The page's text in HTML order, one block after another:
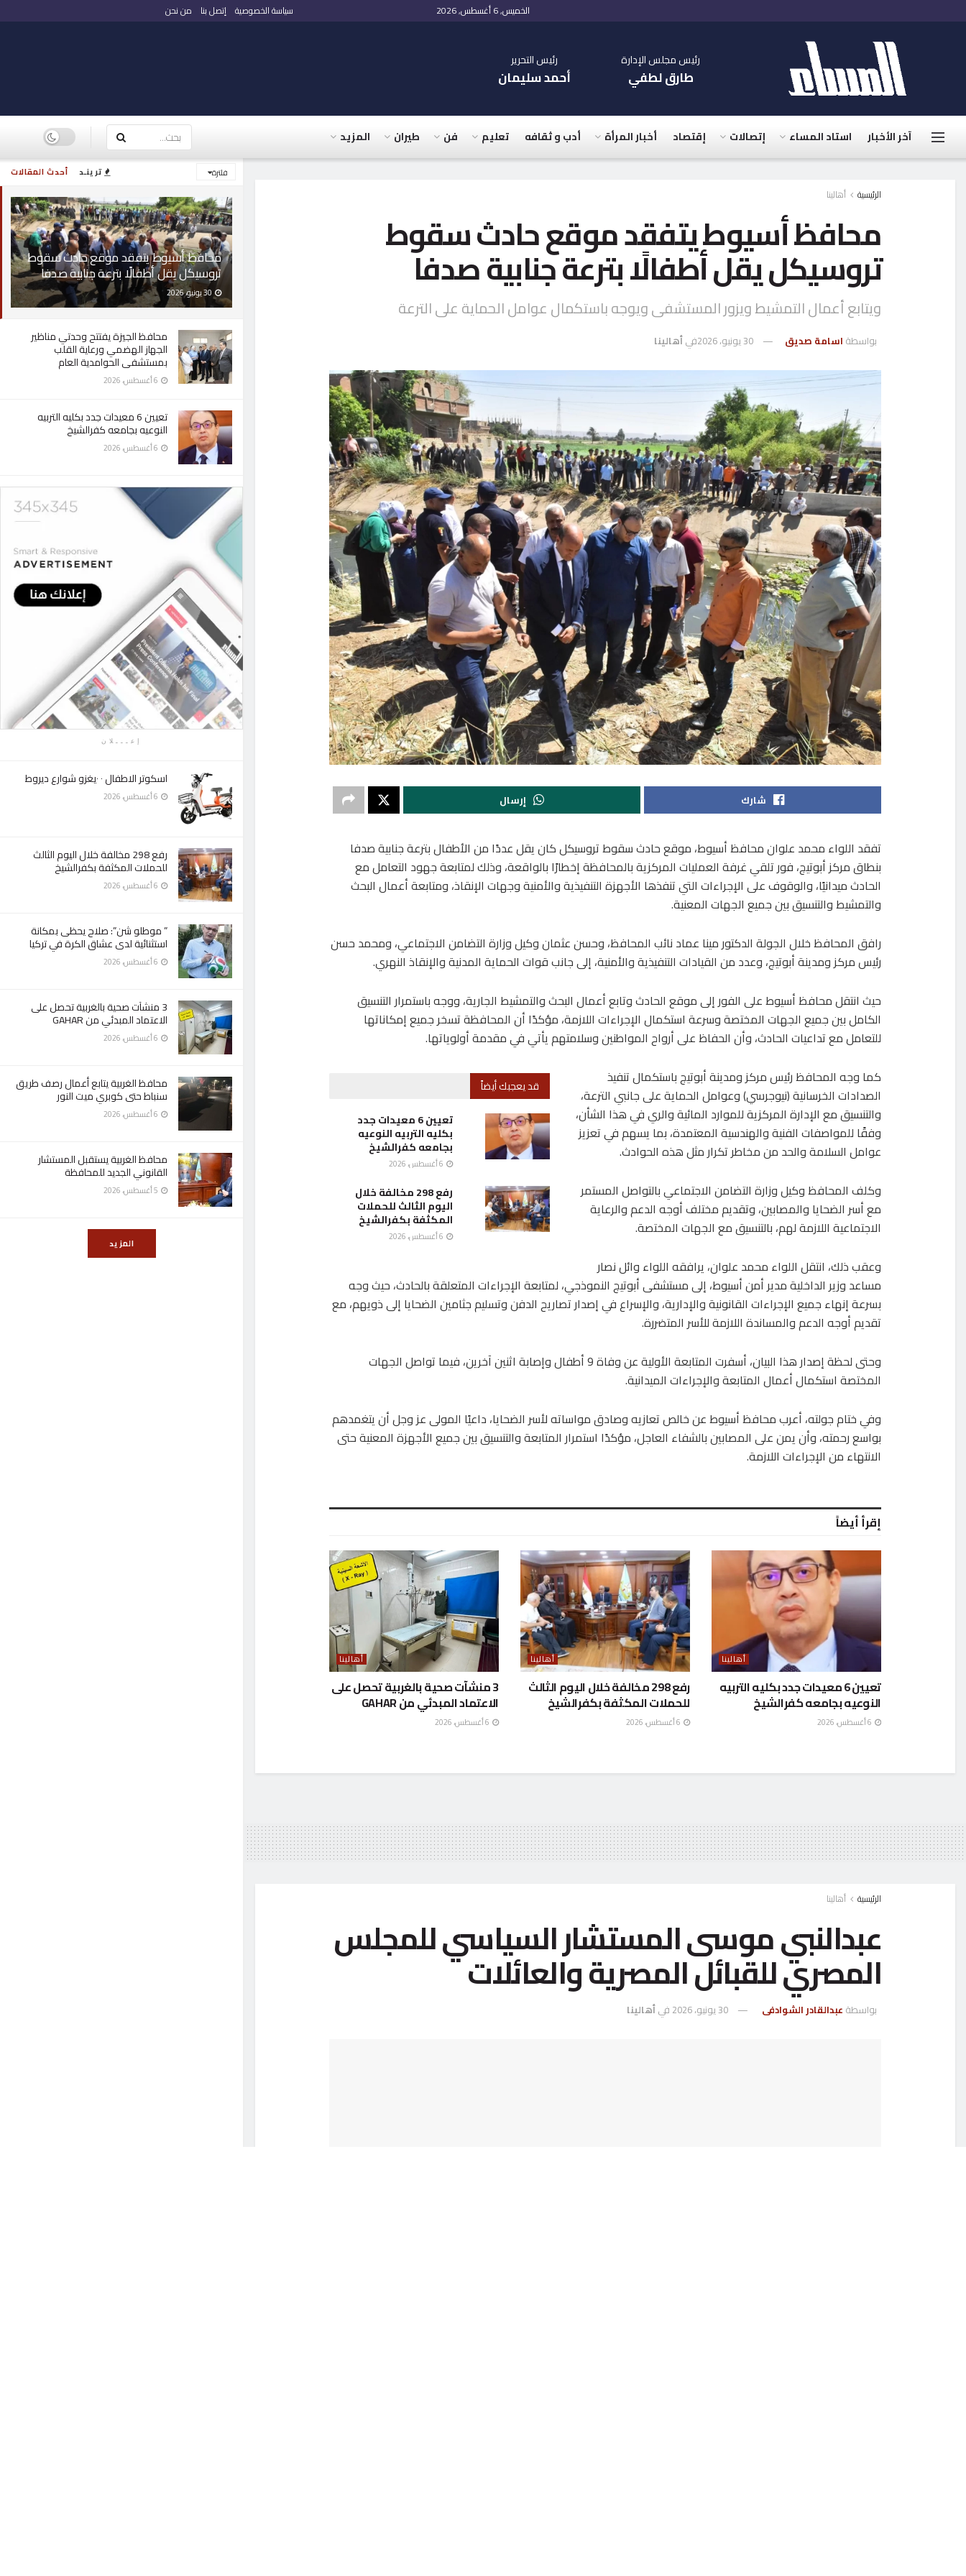
أحدث المقالات ترينـد فلترة
محافظ أسيوط يتفقد موقع حادث سقوط
تروسيكل يقل أطفالًا بترعة جنابية صدفا
محافظ الجيزة يفتتح وحدتي مناظير
الجهاز الهضمي ورعاية القلب
بمستشفى الحوامدية العام
تعيين 6 معيدات جدد بكليه التربيه
النوعيه بجامعه كفرالشيخ
إعـــلان
اسكوتر الاطفال ٠ ٠يغزو شوارع ديروط
رفع 298 مخالفة خلال اليوم الثالث
للحملات المكثفة بكفرالشيخ
” موطلو شن”: صلاح يحظى بمكانة
استثنائية لدى عشاق الكرة في تركيا
3 منشآت صحية بالغربية تحصل على
الاعتماد المبدئي من GAHAR
محافظ الغربية يتابع أعمال رصف طريق
سنباط حتى كوبري ميت النور
محافظ الغربية يستقبل المستشار
القانوني الجديد للمحافظة
المزيد
الخميس, 6 أغسطس, 2026 سياسة الخصوصية إتصل بنا من نحن
رئيس مجلس الإدارة
طارق لطفي
رئيس التحرير
أحمد سليمان
آخر الأخبار استاد المساء إتصالات إقتصاد أخبار المرأة أدب و ثقافه تعليم فن طيران المزيد
الرئيسية أهالينا
محافظ أسيوط يتفقد موقع حادث سقوط
تروسيكل يقل أطفالًا بترعة جنابية صدفا
ويتابع أعمال التمشيط ويزور المستشفى ويوجه باستكمال عوامل الحماية على الترعة
بواسطة اسامة صديق 30 يونيو، 2026 فيأهالينا
شارك إرسال
تفقد اللواء محمد علوان محافظ أسيوط، موقع حادث سقوط تروسيكل كان يقل عددًا من الأطفال بترعة جنابية صدفا
بنطاق مركز أبوتيج، فور تلقي غرفة العمليات المركزية بالمحافظة إخطارًا بالواقعة، وذلك لمتابعة جهود التعامل مع
الحادث ميدانيًا، والوقوف على الإجراءات التي تنفذها الأجهزة التنفيذية والأمنية وجهات الإنقاذ، ومتابعة أعمال البحث
والتمشيط والتنسيق بين جميع الجهات المعنية.
رافق المحافظ خلال الجولة الدكتور مينا عماد نائب المحافظ، وحسن عثمان وكيل وزارة التضامن الاجتماعي، ومحمد حسن
رئيس مركز ومدينة أبوتيج، وعدد من القيادات التنفيذية والأمنية، إلى جانب قوات الحماية المدنية والإنقاذ النهري.
حيث انتقل محافظ أسيوط على الفور إلى موقع الحادث وتابع أعمال البحث والتمشيط الجارية، ووجه باستمرار التنسيق
الكامل بين جميع الجهات المختصة وسرعة استكمال الإجراءات اللازمة، مؤكدًا أن المحافظة تسخر جميع إمكاناتها
للتعامل مع تداعيات الحادث، وأن الحفاظ على أرواح المواطنين وسلامتهم يأتي في مقدمة أولوياتها.
قد يعجبك أيضاً
تعيين 6 معيدات جدد
بكليه التربيه النوعيه
بجامعه كفرالشيخ
رفع 298 مخالفة خلال
اليوم الثالث للحملات
المكثفة بكفرالشيخ
كما وجه المحافظ رئيس مركز ومدينة أبوتيج باستكمال تنفيذ
الصدادات الخرسانية (نيوجرسي) وعوامل الحماية على جانبي الترعة،
والتنسيق مع الإدارة المركزية للموارد المائية والري في هذا الشأن،
وفقًا للمواصفات الفنية والهندسية المعتمدة، بما يسهم في تعزيز
عوامل السلامة والحد من مخاطر تكرار مثل هذه الحوادث.
وكلف المحافظ وكيل وزارة التضامن الاجتماعي بالتواصل المستمر
مع أسر الضحايا والمصابين، وتقديم مختلف أوجه الدعم والرعاية
الاجتماعية اللازمة لهم، بالتنسيق مع الجهات المختصة.
وعقب ذلك، انتقل اللواء محمد علوان، يرافقه اللواء وائل نصار
مساعد وزير الداخلية مدير أمن أسيوط، إلى مستشفى أبوتيج النموذجي، لمتابعة الإجراءات المتعلقة بالحادث، حيث وجه
بسرعة إنهاء جميع الإجراءات القانونية والإدارية، والإسراع في إصدار تصاريح الدفن وتسليم جثامين الضحايا إلى ذويهم، مع
تقديم أوجه الدعم والمساندة اللازمة للأسر المتضررة.
وحتى لحظة إصدار هذا البيان، أسفرت المتابعة الأولية عن وفاة 9 أطفال وإصابة اثنين آخرين، فيما تواصل الجهات
المختصة استكمال أعمال المتابعة والإجراءات الميدانية.
وفي ختام جولته، أعرب محافظ أسيوط عن خالص تعازيه وصادق مواساته لأسر الضحايا، داعيًا المولى عز وجل أن يتغمدهم
بواسع رحمته، وأن يمن على المصابين بالشفاء العاجل، مؤكدًا استمرار المتابعة والتنسيق بين جميع الأجهزة المعنية حتى
الانتهاء من الإجراءات اللازمة.
إقرأ أيضاً
أهالينا
تعيين 6 معيدات جدد بكليه التربيه
النوعيه بجامعه كفرالشيخ
أهالينا
رفع 298 مخالفة خلال اليوم الثالث
للحملات المكثفة بكفرالشيخ
أهالينا
3 منشآت صحية بالغربية تحصل على
الاعتماد المبدئي من GAHAR
الرئيسية أهالينا
عبدالنبي موسى المستشار السياسي للمجلس
المصري للقبائل المصرية والعائلات
بواسطة عبدالقادر الشوادفى 30 يونيو، 2026 فيأهالينا